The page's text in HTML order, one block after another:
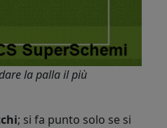
la palla il più
; si fa punto solo se si